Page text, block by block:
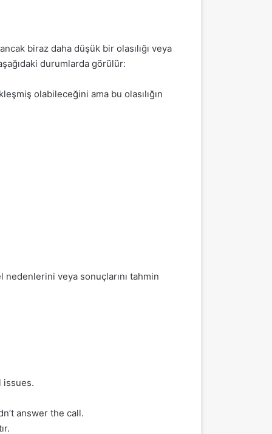
biraz daha düşük bir olasılığı veya
durumlarda görülür:
olabileceğini ama bu olasılığın
nedenlerini veya sonuçlarını tahmin
answer the call.